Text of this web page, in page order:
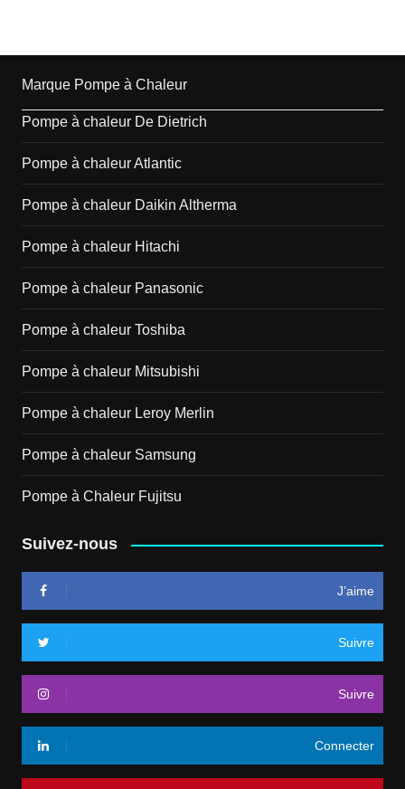
Marque Pompe à Chaleur
Pompe à chaleur De Dietrich
Pompe à chaleur Atlantic
Pompe à chaleur Daikin Altherma
Pompe à chaleur Hitachi
Pompe à chaleur Panasonic
Pompe à chaleur Toshiba
Pompe à chaleur Mitsubishi
Pompe à chaleur Leroy Merlin
Pompe à chaleur Samsung
Pompe à Chaleur Fujitsu
Suivez-nous
J’aime
Suivre
Suivre
Connecter